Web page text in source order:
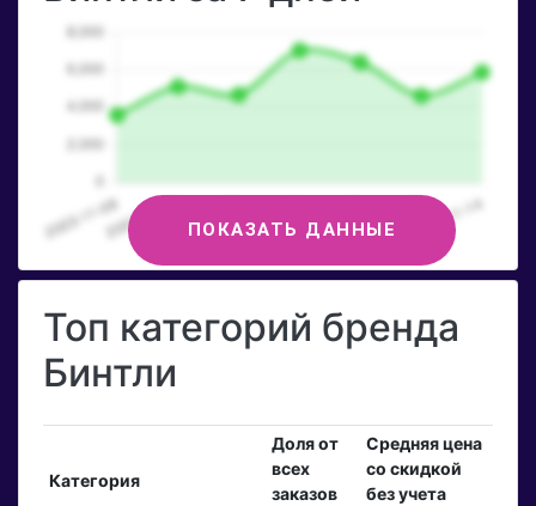
ПОКАЗАТЬ ДАННЫЕ
Топ категорий бренда
Бинтли
Категория
Доля от
всех
заказов
Средняя цена
со скидкой
без учета